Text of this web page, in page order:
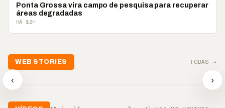
PONTA GROSSA
Ponta Grossa vira campo de pesquisa para recuperar
áreas degradadas
HÁ 12H
WEB STORIES TODAS →
‹
🛍️ Atendimento ainda é
o diferencial nas vendas
🔥 “O
custar
›